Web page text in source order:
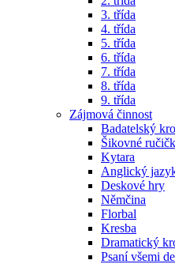
3. třída
4. třída
5. třída
6. třída
7. třída
8. třída
9. třída
Zájmová činnost
Badatelský
Šikovné
Kytara
Anglický
Deskové hry
Němčina
Florbal
Kresba
Dramatický
Psaní všemi